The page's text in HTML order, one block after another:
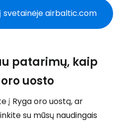
svetainėje airbaltic.com
patarimų, kaip
uosto
į Ryga oro uostą, ar
su mūsų naudingais